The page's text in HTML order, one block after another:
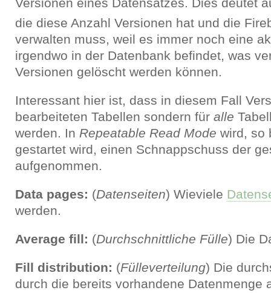
Versionen eines Datensatzes. Dies deutet
die diese Anzahl Versionen hat und die
verwalten muss, weil es immer noch eine
irgendwo in der Datenbank befindet, was
Versionen gelöscht werden können.
Interessant hier ist, dass in diesem Fall
bearbeiteten Tabellen sondern für alle
werden. In Repeatable Read Mode wird, so
gestartet wird, einen Schnappschuss der
aufgenommen.
Data pages: (Datenseiten) Wieviele
werden.
Average fill: (Durchschnittliche Fülle) Die
Fill distribution: (Fülleverteilung) Die
durch die bereits vorhandene Datenmenge